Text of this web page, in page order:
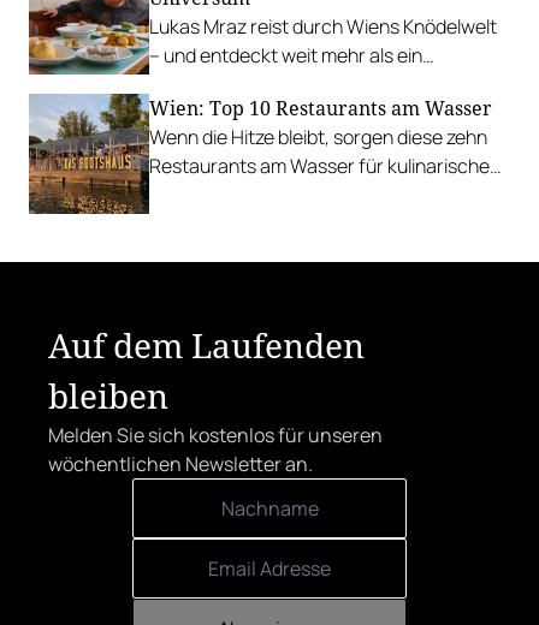
Lukas Mraz reist durch Wiens Knödelwelt
– und entdeckt weit mehr als ein
Wien: Top 10 Restaurants am Wasser
Wenn die Hitze bleibt, sorgen diese zehn
Restaurants am Wasser für kulinarische
Auf dem Laufenden
bleiben
Melden Sie sich kostenlos für unseren
wöchentlichen Newsletter an.